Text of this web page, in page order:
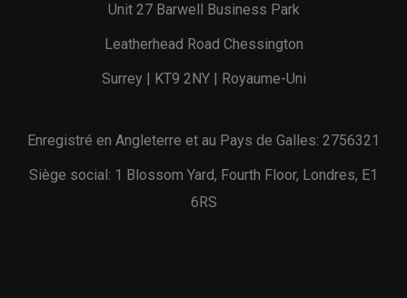
Unit 27 Barwell Business Park
Leatherhead Road Chessington
Surrey | KT9 2NY | Royaume-Uni
Enregistré en Angleterre et au Pays de Galles: 2756321
Siège social: 1 Blossom Yard, Fourth Floor, Londres, E1
6RS